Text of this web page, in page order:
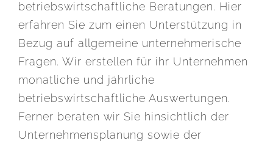
betriebswirtschaftliche Beratungen. Hier
erfahren Sie zum einen Unterstützung in
Bezug auf allgemeine unternehmerische
Fragen. Wir erstellen für ihr Unternehmen
monatliche und jährliche
betriebswirtschaftliche Auswertungen.
Ferner beraten wir Sie hinsichtlich der
Unternehmensplanung sowie der